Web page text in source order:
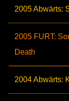
2005 Abwärts:
2005 FURT:
Death
2004 Abwärts: